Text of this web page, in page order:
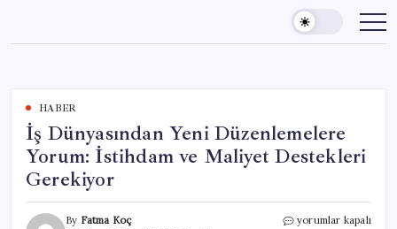
content
HABER
İş Dünyasından Yeni Düzenlemelere
Yorum: İstihdam ve Maliyet Destekleri
Gerekiyor
By Fatma Koç
İş
yorumlar kapalı